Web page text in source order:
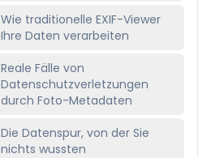
Wie traditionelle EXIF-Viewer
Ihre Daten verarbeiten
Reale Fälle von
Datenschutzverletzungen
durch Foto-Metadaten
Die Datenspur, von der Sie
nichts wussten